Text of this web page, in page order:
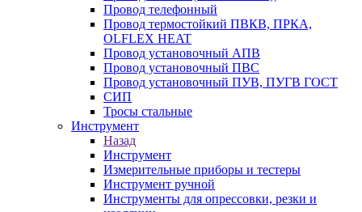
Провод телефонный
Провод термостойкий ПВКВ, ПРКА,
OLFLEX HEAT
Провод установочный АПВ
Провод установочный ПВС
Провод установочный ПУВ, ПУГВ ГОСТ
СИП
Тросы стальные
Инструмент
Назад
Инструмент
Измерительные приборы и тестеры
Инструмент ручной
Инструменты для опрессовки, резки и